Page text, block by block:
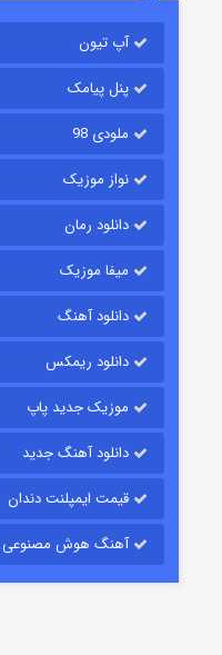
باب
قسمت6 (زیرنویس)
قسمت15
آپ تیون
پنل پیامک
ملودی 98
نواز موزیک
دانلود رمان
میفا موزیک
دانلود آهنگ
دانلود ریمکس
موزیک جدید پاپ
دانلود آهنگ جدید
قیمت ایمپلنت دندان
آهنگ هوش مصنوعی